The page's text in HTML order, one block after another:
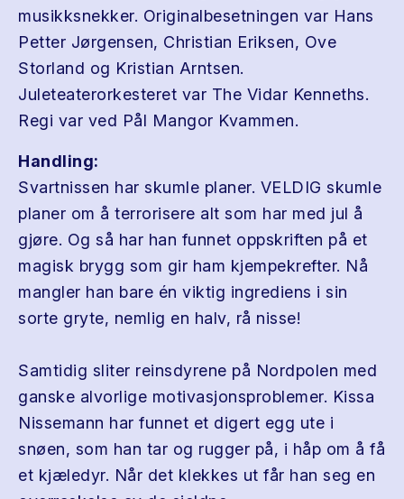
musikksnekker. Originalbesetningen var Hans
Petter Jørgensen, Christian Eriksen, Ove
Storland og Kristian Arntsen.
Juleteaterorkesteret var The Vidar Kenneths.
Regi var ved Pål Mangor Kvammen.
Handling:
Svartnissen har skumle planer. VELDIG skumle
planer om å terrorisere alt som har med jul å
gjøre. Og så har han funnet oppskriften på et
magisk brygg som gir ham kjempekrefter. Nå
mangler han bare én viktig ingrediens i sin
sorte gryte, nemlig en halv, rå nisse!
Samtidig sliter reinsdyrene på Nordpolen med
ganske alvorlige motivasjonsproblemer. Kissa
Nissemann har funnet et digert egg ute i
snøen, som han tar og rugger på, i håp om å få
et kjæledyr. Når det klekkes ut får han seg en